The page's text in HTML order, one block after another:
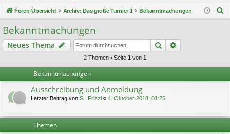
ne
llz
ug
en m ist
Foren-Übersicht Archiv: Das große Turnier 1 Bekanntmachungen
Bekanntmachungen
Neues Thema Suche
2 Themen • Seite 1 von 1
Bekanntmachungen
Ausschreibung und Anmeldung
Letzter Beitrag von SL Frizzi « 4. Oktober 2018, 01:25
Themen